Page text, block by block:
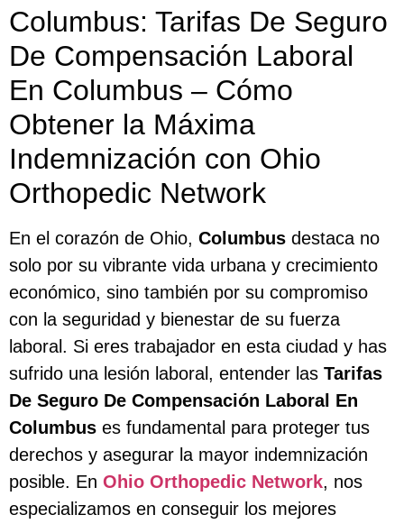
Columbus: Tarifas De Seguro
De Compensación Laboral
En Columbus – Cómo
Obtener la Máxima
Indemnización con Ohio
Orthopedic Network
En el corazón de Ohio, Columbus destaca no
solo por su vibrante vida urbana y crecimiento
económico, sino también por su compromiso
con la seguridad y bienestar de su fuerza
laboral. Si eres trabajador en esta ciudad y has
sufrido una lesión laboral, entender las Tarifas
De Seguro De Compensación Laboral En
Columbus es fundamental para proteger tus
derechos y asegurar la mayor indemnización
posible. En Ohio Orthopedic Network, nos
especializamos en conseguir los mejores